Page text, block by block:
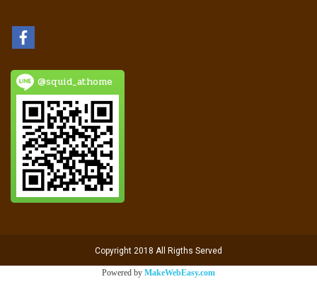
@squid_athome
Copyright 2018 All Rigths Served
Powered by MakeWebEasy.com